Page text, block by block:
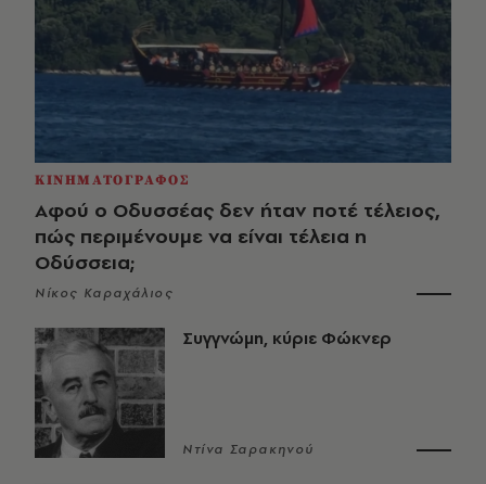
ΚΙΝΗΜΑΤΟΓΡΑΦΟΣ
Αφού ο Οδυσσέας δεν ήταν ποτέ τέλειος,
πώς περιμένουμε να είναι τέλεια η
Οδύσσεια;
Νίκος Καραχάλιος
Συγγνώμη, κύριε Φώκνερ
Ντίνα Σαρακηνού